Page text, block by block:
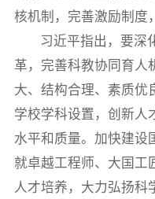
核机制，完善激励制度
习近平指出，要深
革，完善科教协同育人
大、结构合理、素质优
学校学科设置，创新人
水平和质量。加快建设
就卓越工程师、大国工
人才培养，大力弘扬科